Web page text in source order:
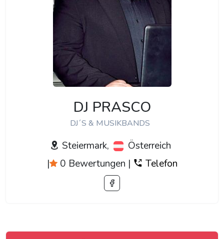
DJ PRASCO
DJ´S & MUSIKBANDS
Steiermark,
Österreich
|
0 Bewertungen | Telefon